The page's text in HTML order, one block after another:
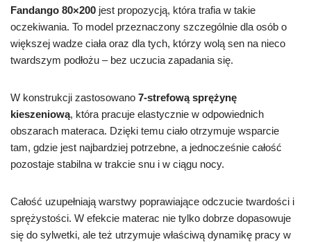
Fandango 80×200 jest propozycją, która trafia w takie
oczekiwania. To model przeznaczony szczególnie dla osób o
większej wadze ciała oraz dla tych, którzy wolą sen na nieco
twardszym podłożu – bez uczucia zapadania się.
W konstrukcji zastosowano 7-strefową sprężynę
kieszeniową, która pracuje elastycznie w odpowiednich
obszarach materaca. Dzięki temu ciało otrzymuje wsparcie
tam, gdzie jest najbardziej potrzebne, a jednocześnie całość
pozostaje stabilna w trakcie snu i w ciągu nocy.
Całość uzupełniają warstwy poprawiające odczucie twardości i
sprężystości. W efekcie materac nie tylko dobrze dopasowuje
się do sylwetki, ale też utrzymuje właściwą dynamikę pracy w